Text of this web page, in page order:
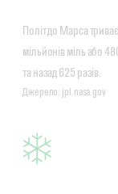
Політ до Марса
мільйонів міль або
та назад 625 разів.
Джерело: jpl.nasa.gov